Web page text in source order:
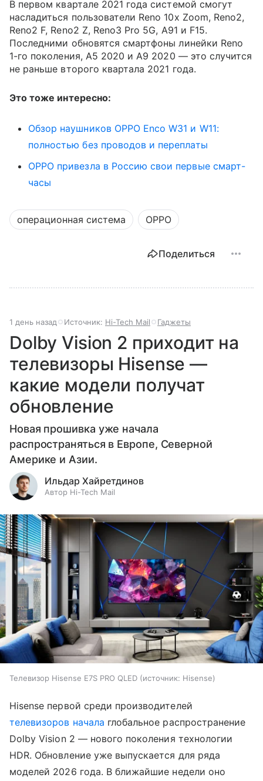
В первом квартале 2021 года системой смогут
насладиться пользователи Reno 10x Zoom, Reno2,
Reno2 F, Reno2 Z, Reno3 Pro 5G, A91 и F15.
Последними обновятся смартфоны линейки Reno
1-го поколения, A5 2020 и A9 2020 — это случится
не раньше второго квартала 2021 года.
Это тоже интересно:
Обзор наушников OPPO Enco W31 и W11:
полностью без проводов и переплаты
OPPO привезла в Россию свои первые смарт-
часы
операционная система OPPO
Поделиться
1 день назад Источник: Hi-Tech Mail Гаджеты
Dolby Vision 2 приходит на
телевизоры Hisense —
какие модели получат
обновление
Новая прошивка уже начала
распространяться в Европе, Северной
Америке и Азии.
Ильдар Хайретдинов
Автор Hi-Tech Mail
Телевизор Hisense E7S PRO QLED источник: Hisense
Hisense первой среди производителей
телевизоров начала глобальное распространение
Dolby Vision 2 — нового поколения технологии
HDR. Обновление уже выпускается для ряда
моделей 2026 года. В ближайшие недели оно